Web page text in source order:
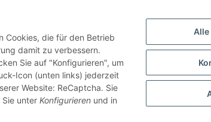
Cookies, die für den Betrieb
damit zu verbessern.
Sie auf "Konfigurieren", um
Icon (unten links) jederzeit
Website: ReCaptcha. Sie
unter Konfigurieren und in
Alle